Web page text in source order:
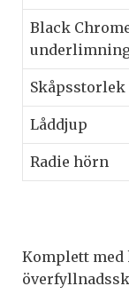
Black
Låddjup
Radie hörn
Komplett